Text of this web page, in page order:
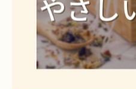
入浴剤でリラックスしな
リラックスタイムと美肌ケ
魅力です。理由は、入浴に